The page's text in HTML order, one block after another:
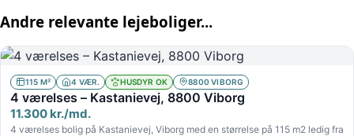
Andre relevante lejeboliger...
115 M² 4 VÆR. HUSDYR OK 8800 VIBORG
4 værelses – Kastanievej, 8800 Viborg
11.300 kr./md.
4 værelses bolig på Kastanievej, Viborg med en størrelse på 115 m2 ledig fra